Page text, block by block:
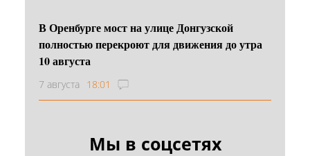
В Оренбурге мост на улице Донгузской
полностью перекроют для движения до утра
10 августа
7 августа 18:01
Мы в соцсетях